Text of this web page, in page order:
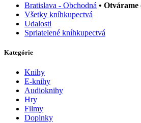
Bratislava - Obchodná • Otvárame
Všetky kníhkupectvá
Udalosti
Spriatelené kníhkupectvá
Kategórie
Knihy
E-knihy
Audioknihy
Hry
Filmy
Doplnky